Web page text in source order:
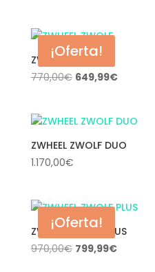
¡Oferta!
ZWHEEL ZWOLF
770,00€ El
era:
770,00€.
649,99€El
es:
649,99€.
ZWHEEL ZWOLF DUO
1.170,00€
¡Oferta!
ZWHEEL ZWOLF PLUS
970,00€ El
799,99€El